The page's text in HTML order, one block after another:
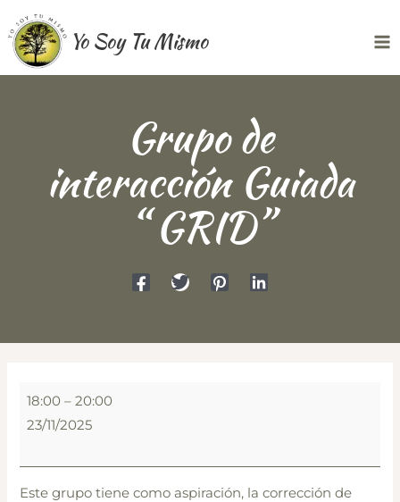
al
contenido
Yo Soy Tu Mismo
Grupo de
interacción Guiada
“ GRID”
Grupo
de
Guiada
“
18:00 –20:00
23/11/2025
Este grupo tiene como aspiración, la corrección de